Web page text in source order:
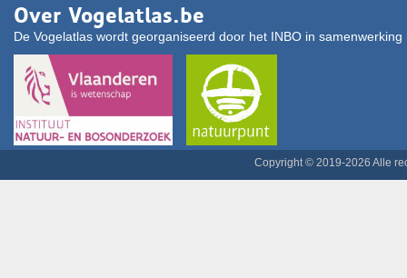
Over Vogelatlas.be
De Vogelatlas wordt georganiseerd door het INBO in
Copyright © 2019-2026 Alle